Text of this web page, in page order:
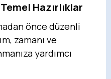
Hazırlıklar
önce düzenli
zamanı ve
yardımcı